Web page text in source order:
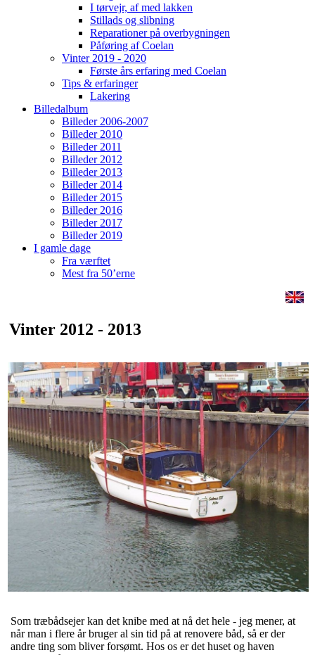
I tørvejr, af med lakken
Stillads og slibning
Reparationer på overbygningen
Påføring af Coelan
Vinter 2019 - 2020
Første års erfaring med Coelan
Tips & erfaringer
Lakering
Billedalbum
Billeder 2006-2007
Billeder 2010
Billeder 2011
Billeder 2012
Billeder 2013
Billeder 2014
Billeder 2015
Billeder 2016
Billeder 2017
Billeder 2019
I gamle dage
Fra værftet
Mest fra 50’erne
Vinter 2012 - 2013
Som træbådsejer kan det knibe med at nå det hele - jeg mener, at
når man i flere år bruger al sin tid på at renovere båd, så er der
andre ting som bliver forsømt. Hos os er det huset og haven